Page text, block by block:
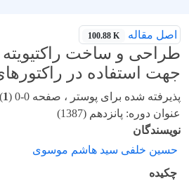
اصل مقاله 100.88 K
طراحی و ساخت راکتیویته
جهت استفاده در
پذیرفته شده برای پوستر ، صفحه 0-0 ( 1
)
عنوان دوره: پانزدهم (1387)
نویسندگان
حسین خلفی سید هاشم موسوی
چکیده